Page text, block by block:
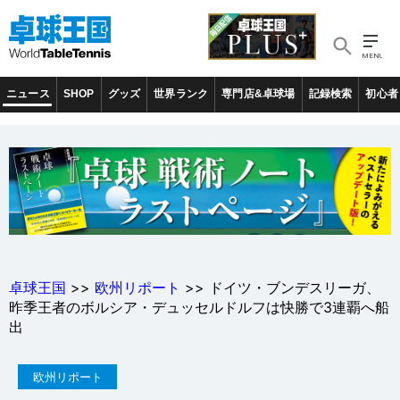
ニュース SHOP グッズ 世界ランク 専門店&卓球場 記録検索 初心者
卓球王国 >> 欧州リポート >> ドイツ・ブンデスリーガ、
昨季王者のボルシア・デュッセルドルフは快勝で3連覇へ船
出
欧州リポート